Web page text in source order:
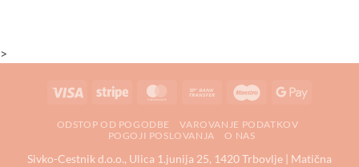
>
Visa Stripe MasterCardBank
Maestro Google
ODSTOP OD POGODBE
VAROVANJE PODATKOV
POGOJI POSLOVANJA
O NAS
Sivko-Cestnik d.o.o., Ulica 1.junija 25, 1420 Trbovlje | Matična